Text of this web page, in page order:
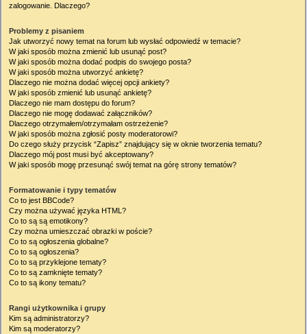
zalogowanie. Dlaczego?
Problemy z pisaniem
Jak utworzyć nowy temat na forum lub wysłać odpowiedź w temacie?
W jaki sposób można zmienić lub usunąć post?
W jaki sposób można dodać podpis do swojego posta?
W jaki sposób można utworzyć ankietę?
Dlaczego nie można dodać więcej opcji ankiety?
W jaki sposób zmienić lub usunąć ankietę?
Dlaczego nie mam dostępu do forum?
Dlaczego nie mogę dodawać załączników?
Dlaczego otrzymałem/otrzymałam ostrzeżenie?
W jaki sposób można zgłosić posty moderatorowi?
Do czego służy przycisk “Zapisz” znajdujący się w oknie tworzenia tematu?
Dlaczego mój post musi być akceptowany?
W jaki sposób mogę przesunąć swój temat na górę strony tematów?
Formatowanie i typy tematów
Co to jest BBCode?
Czy można używać języka HTML?
Co to są są emotikony?
Czy można umieszczać obrazki w poście?
Co to są ogłoszenia globalne?
Co to są ogłoszenia?
Co to są przyklejone tematy?
Co to są zamknięte tematy?
Co to są ikony tematu?
Rangi użytkownika i grupy
Kim są administratorzy?
Kim są moderatorzy?